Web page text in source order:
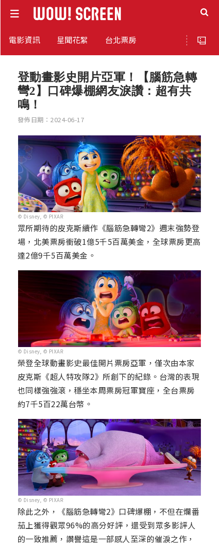
電影資訊 星聞花絮 台北票房
登動畫影史開片亞軍！【腦筋急轉
彎2】口碑爆棚網友淚讚：超有共
鳴！
發佈日期：2024-06-17
© Disney, © PIXAR
眾所期待的皮克斯續作《腦筋急轉彎2》週末強勢登
場，北美票房衝破1億5千5百萬美金，全球票房更高
達2億9千5百萬美金。
© Disney, © PIXAR
榮登全球動畫影史最佳開片票房亞軍，僅次由本家
皮克斯《超人特攻隊2》所創下的紀錄。台灣的表現
也同樣強強滾，穩坐本周票房冠軍寶座，全台票房
約7千5百22萬台幣。
© Disney, © PIXAR
除此之外，《腦筋急轉彎2》口碑爆棚，不但在爛番
茄上獲得觀眾96%的高分好評，還受到眾多影評人
的一致推薦，讚譽這是一部感人至深的催淚之作，